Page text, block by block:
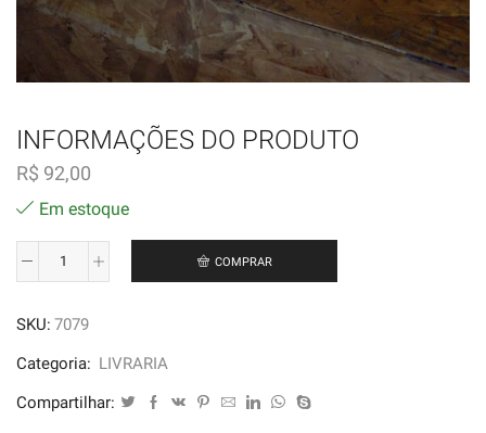
INFORMAÇÕES DO PRODUTO
R$ 92,00
Em estoque
História
da
COMPRAR
SKU: 7079
Categoria: LIVRARIA
Compartilhar: